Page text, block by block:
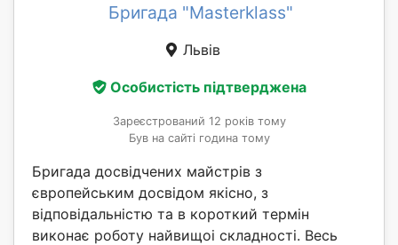
Бригада "Masterklass"
Львів
Особистість підтверджена
Зареєстрований 12 років тому
Був на сайті година тому
Бригада досвідчених майстрів з
європейським досвідом якісно, з
відповідальністю та в короткий термін
виконає роботу найвищоі складності. Весь